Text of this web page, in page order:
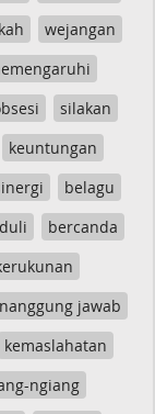
wejangan
silakan
keuntungan
belagu
bercanda
jawab
kemaslahatan
ngiang